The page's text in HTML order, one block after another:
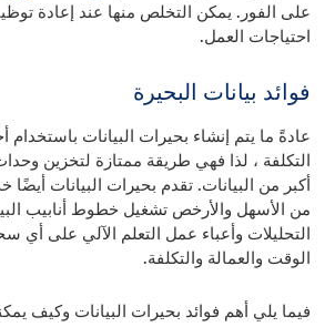
على الفور. يمكن التخلص منها عند إعادة
احتياجات العمل.
فوائد بيانات البحيرة
عادةً ما يتم إنشاء بحيرات البيانات
التكلفة ، لذا فهي طريقة ممتازة لتخزين
أكبر من البيانات. تقدم بحيرات البيانات
من الأسهل والأرخص تشغيل خطوط أنابيب
التحليلات وأعباء عمل التعلم الآلي على أي
الوقت والعمالة والتكلفة.
فيما يلي أهم فوائد بحيرات البيانات وكيف